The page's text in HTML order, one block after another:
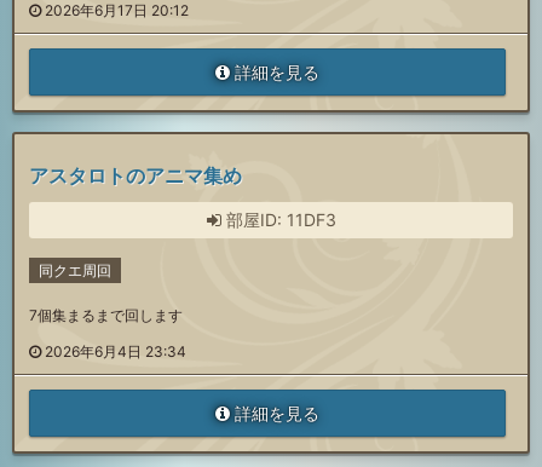
2026年6月17日 20:12
詳細を見る
アスタロトのアニマ集め
部屋ID: 11DF3
同クエ周回
7個集まるまで回します
2026年6月4日 23:34
詳細を見る